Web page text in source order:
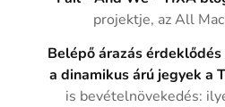
projektje, az All
Belépő árazás
a dinamikus árú jegyek a
is bevételnövekedés: